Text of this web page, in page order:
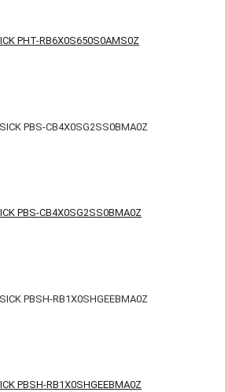
PHT-RB6X0S650S0AMS0Z
PBS-CB4X0SG2SS0BMA0Z
PBSH-RB1X0SHGEEBMA0Z